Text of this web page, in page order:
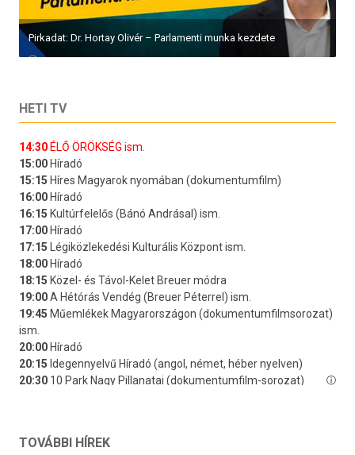
Pirkadat: Dr. Hortay Olivér – Parlamenti munka kezdete
HETI TV
TOVÁBBI HÍREK